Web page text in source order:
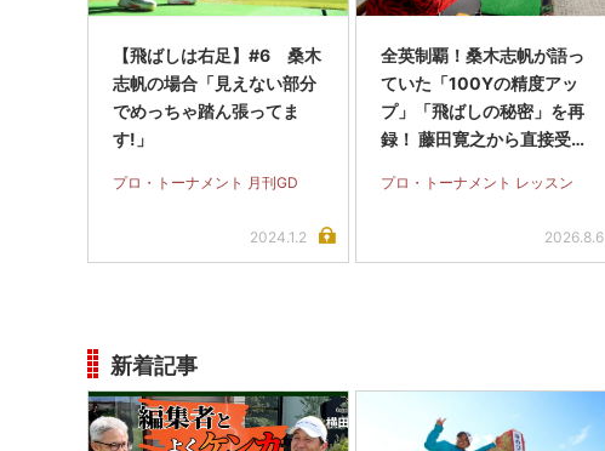
【飛ばしは右足】#6 桑木
志帆の場合「見えない部分
でめっちゃ踏ん張ってま
す!」
プロ・トーナメント 月刊GD
2024.1.2
全英制覇！桑木志帆が語っ
ていた「100Yの精度アッ
プ」「飛ばしの秘密」を再
録！ 藤田寛之から直接受け
プロ・トーナメント レッスン
2026.8.6
新着記事